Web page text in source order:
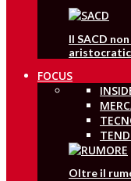
Il SACD
FOCUS
Oltre il